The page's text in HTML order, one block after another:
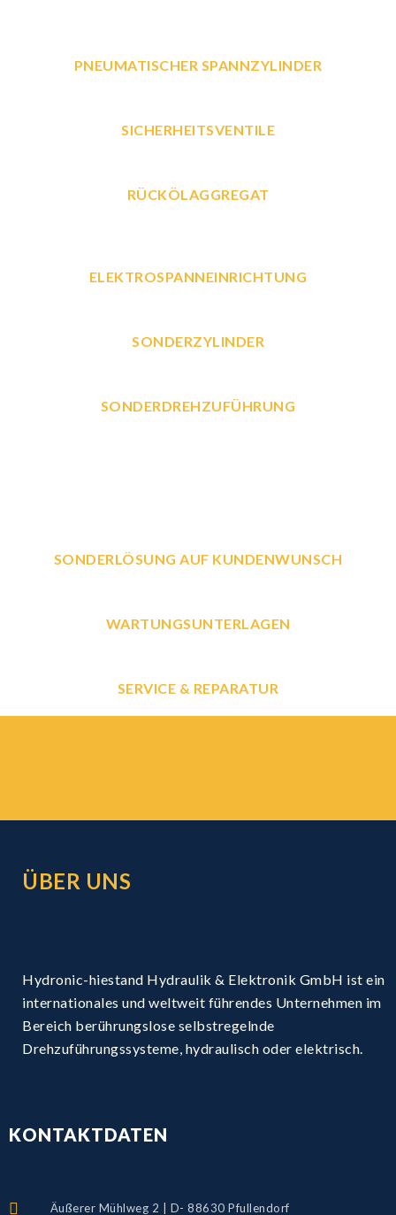
PNEUMATISCHER SPANNZYLINDER
SICHERHEITSVENTILE
RÜCKÖLAGGREGAT
ELEKTROSPANNEINRICHTUNG
SONDERZYLINDER
SONDERDREHZUFÜHRUNG
SONDERLÖSUNG AUF KUNDENWUNSCH
WARTUNGSUNTERLAGEN
SERVICE & REPARATUR
ÜBER UNS
Hydronic-hiestand Hydraulik & Elektronik GmbH ist ein
internationales und weltweit führendes Unternehmen im
Bereich berührungslose selbstregelnde
Drehzuführungssysteme, hydraulisch oder elektrisch.
KONTAKTDATEN
Äußerer Mühlweg 2 | D- 88630 Pfullendorf